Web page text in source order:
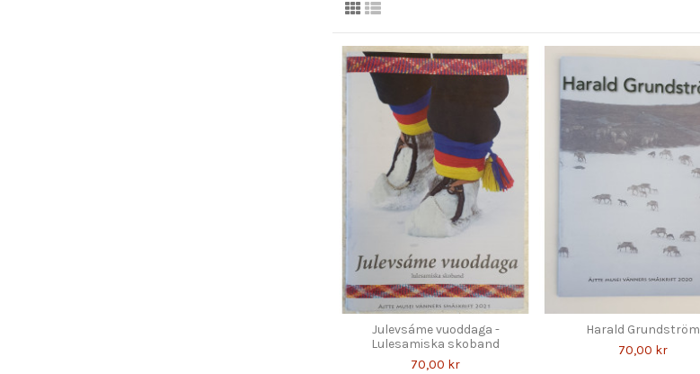
Julevsáme vuoddaga -
Lulesamiska skoband
70,00 kr
Harald Grundström
70,00 kr